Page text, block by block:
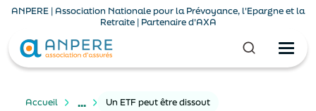
ANPERE | Association Nationale pour la Prévoyance, l'Epargne et la
Retraite | Partenaire d'AXA
Accueil ... Un ETF peut être dissout